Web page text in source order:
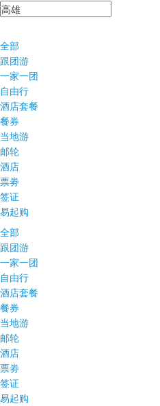
全部
跟团游
一家一团
自由行
酒店套餐
餐券
当地游
邮轮
酒店
票劵
签证
易起购
全部
跟团游
一家一团
自由行
酒店套餐
餐券
当地游
邮轮
酒店
票劵
签证
易起购